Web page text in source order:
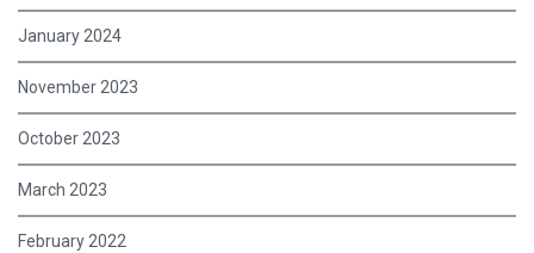
January 2024
November 2023
October 2023
March 2023
February 2022